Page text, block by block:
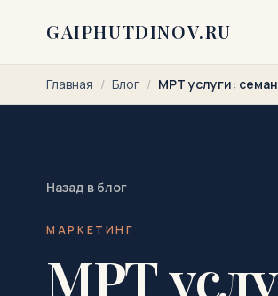
GAIPHUTDINOV.RU
Главная / Блог / МРТ услуги:
Назад в блог
МАРКЕТИНГ
МРТ